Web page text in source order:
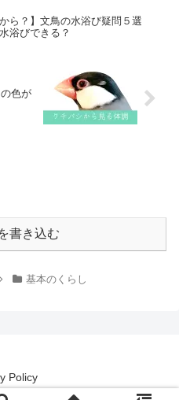
から？】文鳥の水浴び疑問５選
浴びできる？
色が
書き込む
基本のくらし
Policy